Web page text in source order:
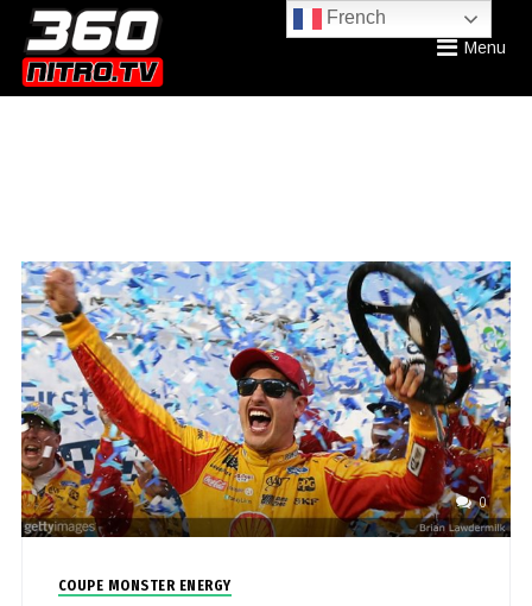
Menu
0
COUPE MONSTER ENERGY
French